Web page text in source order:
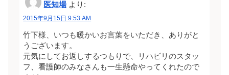
医知場 より:
2015年9月15日 9:53 AM
竹下様、いつも暖かいお言葉をいただき、ありがと
うございます。
元気にしてお返しするつもりで、リハビリのスタッ
フ、看護師のみなさんも一生懸命やってくれたので